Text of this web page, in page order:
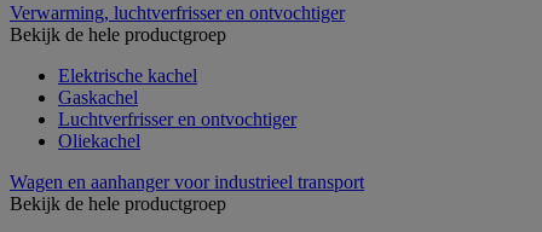
Verwarming, luchtverfrisser en ontvochtiger
Bekijk de hele productgroep
Elektrische kachel
Gaskachel
Luchtverfrisser en ontvochtiger
Oliekachel
Wagen en aanhanger voor industrieel transport
Bekijk de hele productgroep